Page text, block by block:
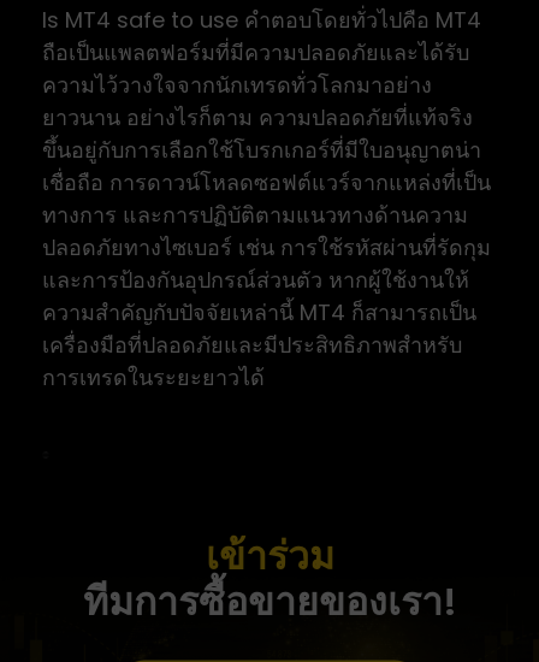
Is MT4 safe to use คำตอบโดยทั่วไปคือ MT4
ถือเป็นแพลตฟอร์มที่มีความปลอดภัยและได้รับ
ความไว้วางใจจากนักเทรดทั่วโลกมาอย่าง
ยาวนาน อย่างไรก็ตาม ความปลอดภัยที่แท้จริง
ขึ้นอยู่กับการเลือกใช้โบรกเกอร์ที่มีใบอนุญาตน่า
เชื่อถือ การดาวน์โหลดซอฟต์แวร์จากแหล่งที่เป็น
ทางการ และการปฏิบัติตามแนวทางด้านความ
ปลอดภัยทางไซเบอร์ เช่น การใช้รหัสผ่านที่รัดกุม
และการป้องกันอุปกรณ์ส่วนตัว หากผู้ใช้งานให้
ความสำคัญกับปัจจัยเหล่านี้ MT4 ก็สามารถเป็น
เครื่องมือที่ปลอดภัยและมีประสิทธิภาพสำหรับ
การเทรดในระยะยาวได้
เข้าร่วม
ทีมการซื้อขายของเรา!